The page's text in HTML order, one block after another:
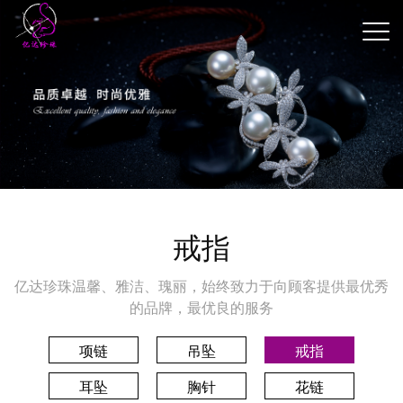
戒指
亿达珍珠温馨、雅洁、瑰丽，始终致力于向顾客提供最优秀
的品牌，最优良的服务
项链 吊坠
戒指
耳坠
胸针 花链